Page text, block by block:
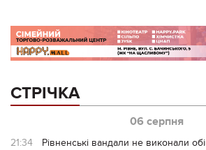
СТРІЧКА
06 серпня
21:34
Рівненські вандали не виконали